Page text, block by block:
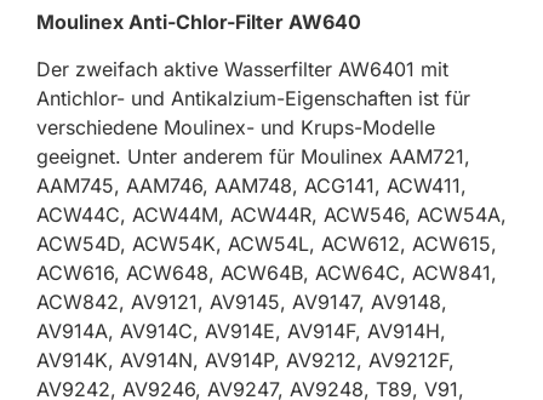
Moulinex Anti-Chlor-Filter AW640
Der zweifach aktive Wasserfilter AW6401 mit
Antichlor- und Antikalzium-Eigenschaften ist für
verschiedene Moulinex- und Krups-Modelle
geeignet. Unter anderem für Moulinex AAM721,
AAM745, AAM746, AAM748, ACG141, ACW411,
ACW44C, ACW44M, ACW44R, ACW546, ACW54A,
ACW54D, ACW54K, ACW54L, ACW612, ACW615,
ACW616, ACW648, ACW64B, ACW64C, ACW841,
ACW842, AV9121, AV9145, AV9147, AV9148,
AV914A, AV914C, AV914E, AV914F, AV914H,
AV914K, AV914N, AV914P, AV9212, AV9212F,
AV9242, AV9246, AV9247, AV9248, T89, V91,